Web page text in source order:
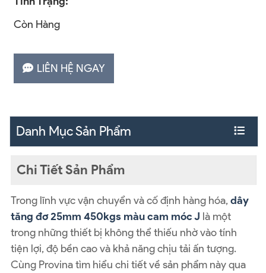
Còn Hàng
LIÊN HỆ NGAY
Danh Mục Sản Phẩm
Chi Tiết Sản Phẩm
Trong lĩnh vực vận chuyển và cố định hàng hóa,dây
tăng đơ 25mm 450kgs màu cam móc J là một
trong những thiết bị không thể thiếu nhờ vào tính
tiện lợi, độ bền cao và khả năng chịu tải ấn tượng.
Cùng Provina tìm hiểu chi tiết về sản phẩm này qua